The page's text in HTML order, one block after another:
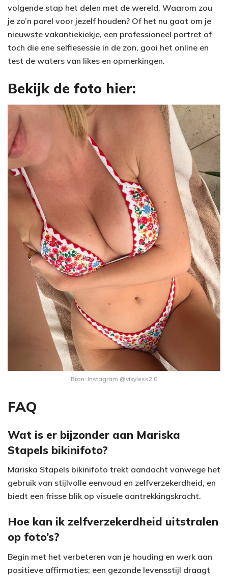
volgende stap het delen met de wereld. Waarom zou
je zo’n parel voor jezelf houden? Of het nu gaat om je
nieuwste vakantiekiekje, een professioneel portret of
toch die ene selfiesessie in de zon, gooi het online en
test de waters van likes en opmerkingen.
Bekijk de foto hier:
Bron: Instagram @vixyless2.0
FAQ
Wat is er bijzonder aan Mariska
Stapels bikinifoto?
Mariska Stapels bikinifoto trekt aandacht vanwege het
gebruik van stijlvolle eenvoud en zelfverzekerdheid, en
biedt een frisse blik op visuele aantrekkingskracht.
Hoe kan ik zelfverzekerdheid uitstralen
op foto’s?
Begin met het verbeteren van je houding en werk aan
positieve affirmaties; een gezonde levensstijl draagt